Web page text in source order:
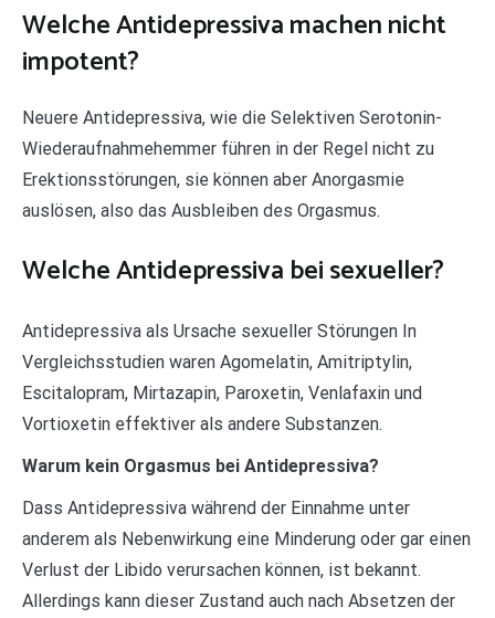
Welche Antidepressiva machen nicht
impotent?
Neuere Antidepressiva, wie die Selektiven Serotonin-
Wiederaufnahmehemmer führen in der Regel nicht zu
Erektionsstörungen, sie können aber Anorgasmie
auslösen, also das Ausbleiben des Orgasmus.
Welche Antidepressiva bei sexueller?
Antidepressiva als Ursache sexueller Störungen In
Vergleichsstudien waren Agomelatin, Amitriptylin,
Escitalopram, Mirtazapin, Paroxetin, Venlafaxin und
Vortioxetin effektiver als andere Substanzen.
Warum kein Orgasmus bei Antidepressiva?
Dass Antidepressiva während der Einnahme unter
anderem als Nebenwirkung eine Minderung oder gar einen
Verlust der Libido verursachen können, ist bekannt.
Allerdings kann dieser Zustand auch nach Absetzen der